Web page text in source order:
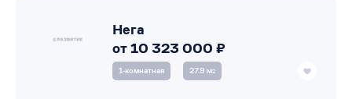
Нега
от 10 323 000 ₽
1‑комнатная 27.9 м2